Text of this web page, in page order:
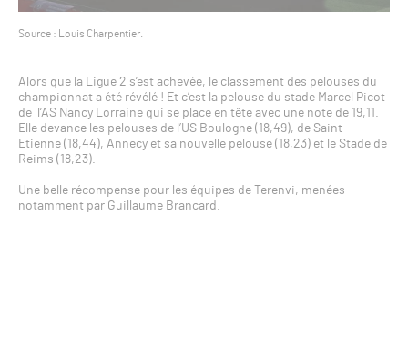
Source : Louis Charpentier.
Alors que la Ligue 2 s’est achevée, le classement des pelouses du
championnat a été révélé ! Et c’est la pelouse du stade Marcel Picot
de l’AS Nancy Lorraine qui se place en tête avec une note de 19,11.
Elle devance les pelouses de l’US Boulogne (18,49), de Saint-
Etienne (18,44), Annecy et sa nouvelle pelouse (18,23) et le Stade de
Reims (18,23).
Une belle récompense pour les équipes de Terenvi, menées
notamment par Guillaume Brancard.